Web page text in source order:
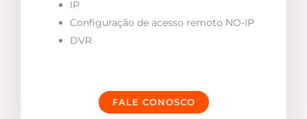
IP
Configuração de acesso remoto NO-IP
DVR
FALE CONOSCO